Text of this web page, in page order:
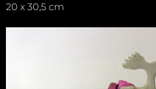
20 x 30,5 cm